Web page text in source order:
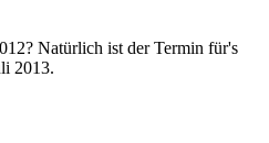
Natürlich ist der Termin für's
2013.